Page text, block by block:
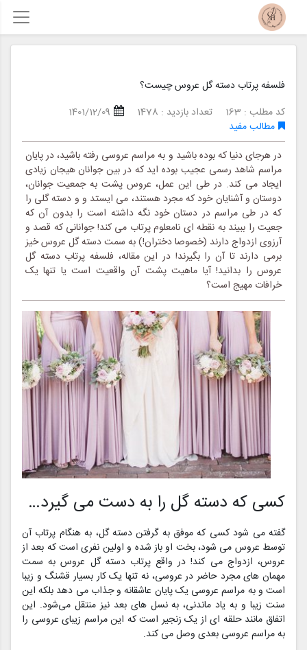
فلسفه پرتاب دسته گل عروس چیست؟
کد مطلب : 163
تعداد بازدید : 1478
1401/12/09
مطالب مفید
در هرجای دنیا که بوده باشید و به مراسم عروسی رفته باشید، در پایان
مراسم شاهد رسمی عجیب بوده اید که در بین جوانان هیجان زیادی
ایجاد می کند. در طی این عمل، عروس پشت به جمعیت جوانان،
دوستان و آشنایان خود که مجرد هستند، می ایستد و و دسته گلی را
که در طی مراسم در دستان خود نگه داشته است را بدون آن که
جعیت را ببیند به نقطه ای نامعلوم پرتاب می کند! جوانانی که قصد و
آرزوی ازدواج دارند (خصوصا دختران!) به سمت دسته گل عروس خیز
برمی دارند تا آن را بگیرند! در این مقاله، فلسفه پرتاب دسته گل
عروس را بدانید! آیا ماهیت پشت آن واقعیت است یا تنها یک
خرافات مهیج است؟
کسی که دسته گل را به دست می گیرد…
گفته می شود کسی که موفق به گرفتن دسته گل، به هنگام پرتاب آن
توسط عروس می‌ شود، بخت او باز شده و اولین نفری است که بعد از
عروس، ازدواج می‌ کند! در واقع پرتاب دسته گل عروس به سمت
مهمان‌‌‌‌ های مجرد حاضر در عروسی، نه تنها یک کار بسیار قشنگ و زیبا
است و به مراسم عروسی یک پایان عاشقانه و جذاب می‌ دهد بلکه این
سنت زیبا و به یاد ماندنی، به نسل‌‌‌‌ های بعد نیز منتقل می‌شود. این
اتفاق مانند حلقه ای از یک زنجیر است که این مراسم زیبای عروسی را
به مراسم عروسی بعدی وصل می کند.